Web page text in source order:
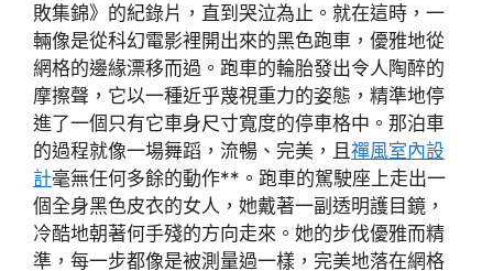
敗集錦》的紀錄片，直到哭泣為止。就在這時，一
輛像是從科幻電影裡開出來的黑色跑車，優雅地從
網格的邊緣漂移而過。跑車的輪胎發出令人陶醉的
摩擦聲，它以一種近乎蔑視重力的姿態，精準地停
進了一個只有它車身尺寸寬度的停車格中。那泊車
的過程就像一場舞蹈，流暢、完美，且禪風室內設
計毫無任何多餘的動作**。跑車的駕駛座上走出一
個全身黑色皮衣的女人，她戴著一副透明護目鏡，
冷酷地朝著何手殘的方向走來。她的步伐優雅而精
準，每一步都像是被測量過一樣，完美地落在網格